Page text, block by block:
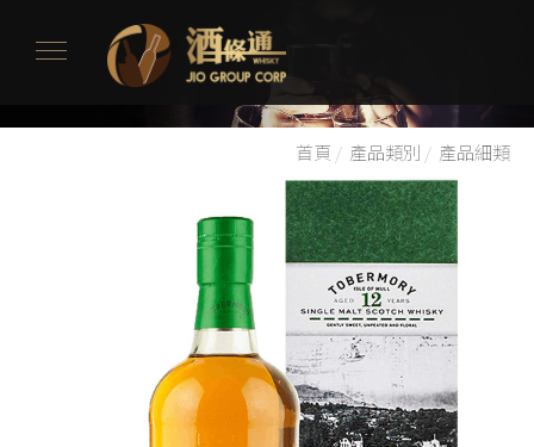
首頁 / 產品類別 / 產品細類